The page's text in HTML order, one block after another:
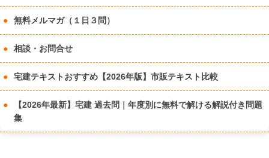
無料メルマガ（１日３問）
相談・お問合せ
宅建テキストおすすめ【2026年版】市販テキスト比較
【2026年最新】宅建 過去問｜年度別に無料で解ける解説付き問題
集